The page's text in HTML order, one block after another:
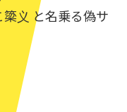
簗义 と名乗る偽サ